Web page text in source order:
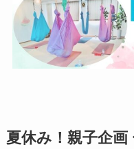
夏休み！親子企